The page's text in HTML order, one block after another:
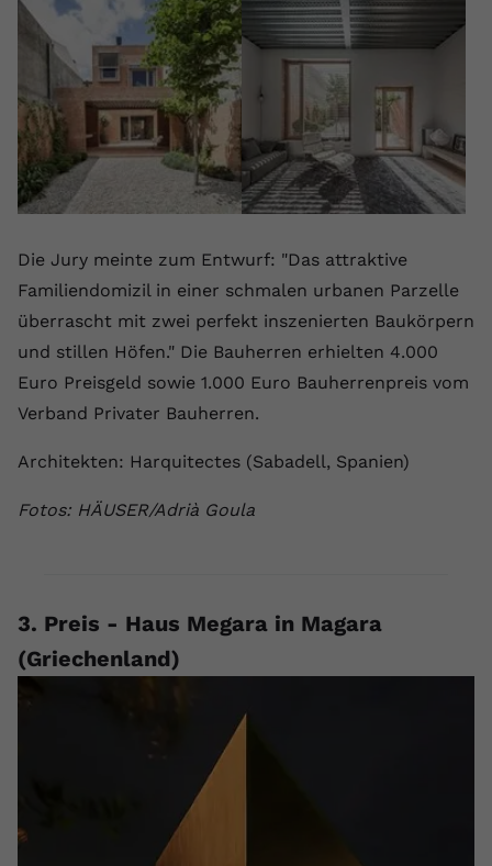
Die Jury meinte zum Entwurf: "Das attraktive
Familiendomizil in einer schmalen urbanen Parzelle
überrascht mit zwei perfekt inszenierten Baukörpern
und stillen Höfen." Die Bauherren erhielten 4.000
Euro Preisgeld sowie 1.000 Euro Bauherrenpreis vom
Verband Privater Bauherren.
Architekten: Harquitectes (Sabadell, Spanien)
Fotos: HÄUSER/Adrià Goula
3. Preis - Haus Megara in Magara
(Griechenland)